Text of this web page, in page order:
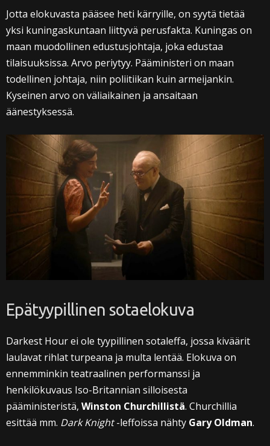
Jotta elokuvasta pääsee heti kärryille, on syytä tietää
yksi kuningaskuntaan liittyvä perusfakta. Kuningas on
maan muodollinen edustusjohtaja, joka edustaa
tilaisuuksissa. Arvo periytyy. Pääministeri on maan
todellinen johtaja, niin poliitiikan kuin armeijankin.
Kyseinen arvo on väliaikainen ja ansaitaan
äänestyksessä.
Epätyypillinen sotaelokuva
Darkest Hour ei ole tyypillinen sotaleffa, jossa kiväärit
laulavat rihlat turpeana ja multa lentää. Elokuva on
ennemminkin teatraalinen performanssi ja
henkilökuvaus Iso-Britannian silloisesta
pääministeristä, Winston Churchillistä. Churchillia
esittää mm. Dark Knight-leffoissa nähty Gary Oldman.